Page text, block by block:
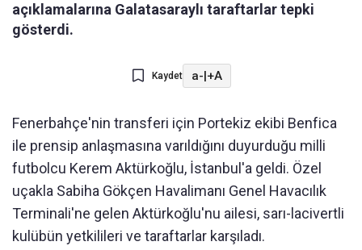
açıklamalarına Galatasaraylı taraftarlar tepki
gösterdi.
Kaydet a-|+A
Fenerbahçe'nin transferi için Portekiz ekibi Benfica
ile prensip anlaşmasına varıldığını duyurduğu milli
futbolcu Kerem Aktürkoğlu, İstanbul'a geldi. Özel
uçakla Sabiha Gökçen Havalimanı Genel Havacılık
Terminali'ne gelen Aktürkoğlu'nu ailesi, sarı-lacivertli
kul übün yetkilileri ve taraftarlar karşıladı.